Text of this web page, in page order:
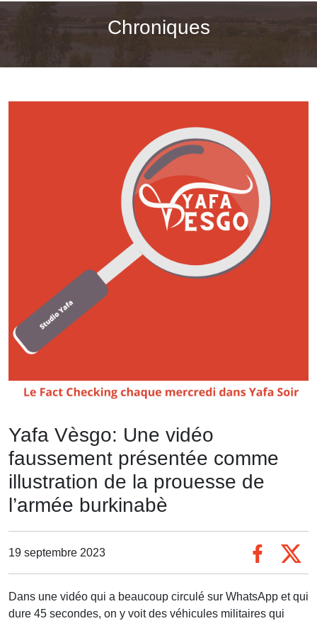
Chroniques
Yafa Vèsgo: Une vidéo
faussement présentée comme
illustration de la prouesse de
l’armée burkinabè
19 septembre 2023
Dans une vidéo qui a beaucoup circulé sur WhatsApp et qui
dure 45 secondes, on y voit des véhicules militaires qui